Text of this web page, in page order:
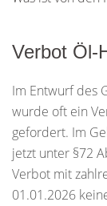
Verbot Öl-
Im Entwurf des
wurde oft ein
gefordert. Im
jetzt unter §72
Verbot mit
01.01.2026